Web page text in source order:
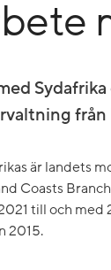
från
är landets
Coasts
till och
2015.